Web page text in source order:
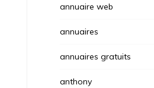
annuaire web
annuaires
annuaires gratuits
anthony